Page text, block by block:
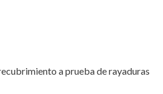
a prueba de rayaduras